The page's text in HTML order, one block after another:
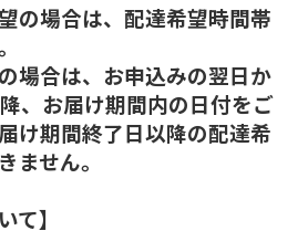
の場合は、配達希望時間帯
場合は、お申込みの翌日か
、お届け期間内の日付をご
け期間終了日以降の配達希
ません。
て】